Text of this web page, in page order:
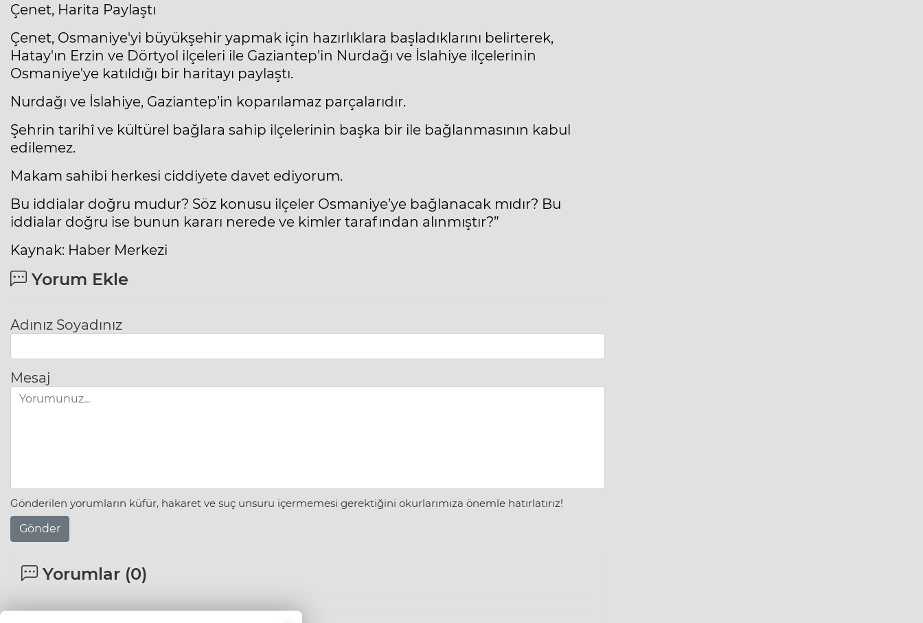
Çenet, Harita Paylaştı
Çenet, Osmaniye'yi büyükşehir yapmak için hazırlıklara başladıklarını belirterek,
Hatay'ın Erzin ve Dörtyol ilçeleri ile Gaziantep'in Nurdağı ve İslahiye ilçelerinin
Osmaniye'ye katıldığı bir haritayı paylaştı.
Nurdağı ve İslahiye, Gaziantep’in koparılamaz parçalarıdır.
Şehrin tarihî ve kültürel bağlara sahip ilçelerinin başka bir ile bağlanmasının kabul
edilemez.
Makam sahibi herkesi ciddiyete davet ediyorum.
Bu iddialar doğru mudur? Söz konusu ilçeler Osmaniye’ye bağlanacak mıdır? Bu
iddialar doğru ise bunun kararı nerede ve kimler tarafından alınmıştır?”
Kaynak: Haber Merkezi
Yorum Ekle
Adınız Soyadınız
Mesaj
Gönderilen yorumların küfür, hakaret ve suç unsuru içermemesi gerektiğini okurlarımıza önemle hatırlatırız!
Gönder
Yorumlar (0)